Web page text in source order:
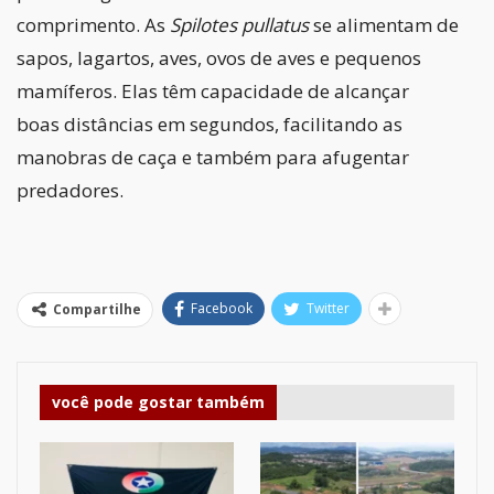
comprimento. As Spilotes pullatusse alimentam de
sapos, lagartos, aves, ovos de aves e pequenos
mamíferos. Elas têm capacidade de alcançar
boas distâncias em segundos, facilitando as
manobras de caça e também para afugentar
predadores.
Compartilhe Facebook Twitter
você pode gostar também